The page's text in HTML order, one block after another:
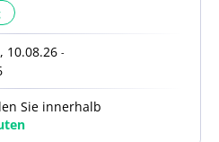
10.08.26 -
Sie innerhalb